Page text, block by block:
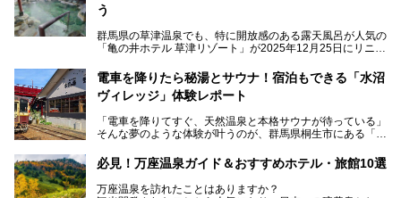
う
群馬県の草津温泉でも、特に開放感のある露天風呂が人気の
「亀の井ホテル 草津リゾート」が2025年12月25日にリニュ
ロビーや客室が綺麗になって、上州グルメにこだわったビュ
ッフェも人気！アクセスはシャトルバスで楽々、さらに草津
温泉にある姉妹ホテルの「草津温泉 大東舘」「亀の井ホテ
今回はそんな「亀の井ホテル 草津リゾート」を徹底レポー
───
提供元：アイコニア・ホスピタリティ株式会社【PR】
電車を降りたら秘湯とサウナ！宿泊もできる「水沼
ヴィレッジ」体験レポート
「電車を降りてすぐ、天然温泉と本格サウナが待っている」
そんな夢のような体験が叶うのが、群馬県桐生市にある「駅
日帰り温泉の「水沼の湯」と宿泊もできる「サウナの森」、
２つのエリアがあります。
必見！万座温泉ガイド＆おすすめホテル・旅館10選
万座温泉を訪れたことはありますか？